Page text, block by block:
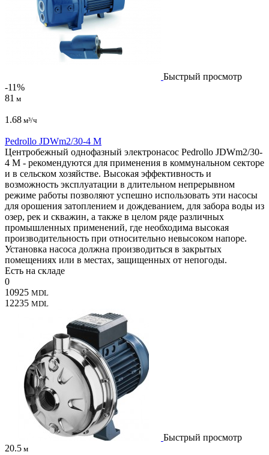
Быстрый просмотр
-11%
81 м
1.68 м³/ч
Pedrollo JDWm2/30-4 M
Центробежный однофазный электронасос Pedrollo JDWm2/30-
4 M - рекомендуются для применения в коммунальном секторе
и в сельском хозяйстве. Высокая эффективность и
возможность эксплуатации в длительном непрерывном
режиме работы позволяют успешно использовать эти насосы
для орошения затоплением и дождеванием, для забора воды из
озер, рек и скважин, а также в целом ряде различных
промышленных применений, где необходима высокая
производительность при относительно невысоком напоре.
Установка насоса должна производиться в закрытых
помещениях или в местах, защищенных от непогоды.
Есть на складе
0
10925 MDL
12235 MDL
Быстрый просмотр
20.5 м